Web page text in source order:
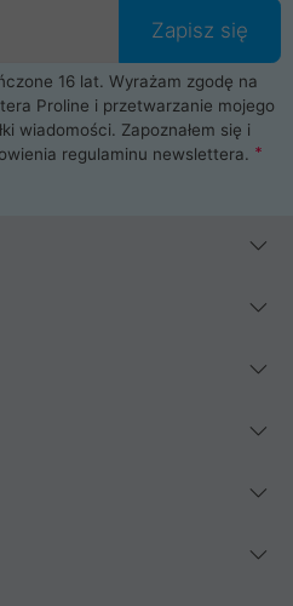
Zapisz się
16 lat. Wyrażam zgodę na
Proline i przetwarzanie mojego
wiadomości. Zapoznałem się i
regulaminu newslettera.